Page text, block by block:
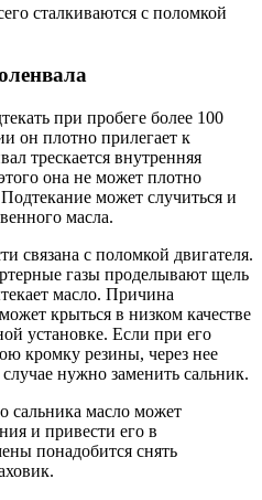
сталкиваются с поломкой
при пробеге более 100
он плотно прилегает к
трескается внутренняя
она не может плотно
может случиться и
масла.
связана с поломкой двигателя.
газы проделывают щель
масло. Причина
крыться в низком качестве
установке. Если при его
кромку резины, через нее
нужно заменить сальник.
сальника масло может
и привести его в
понадобится снять